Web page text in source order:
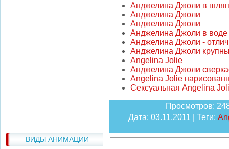
ВИДЫ АНИМАЦИИ
Анджелина Джоли в
Анджелина Джоли
Анджелина Джоли
Анджелина Джоли в воде
Анджелина Джоли -
Анджелина Джоли
Angelina Jolie
Анджелина Джоли
Angelina Jolie
Сексуальная Angelina
Просмотров:
Дата: 03.11.2011 | Теги: